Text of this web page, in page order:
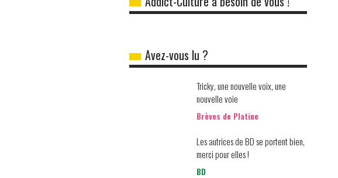
Avez-vous lu ?
Tricky, une nouvelle voix, une
nouvelle voie
Brèves de Platine
Les autrices de BD se portent bien,
merci pour elles !
BD